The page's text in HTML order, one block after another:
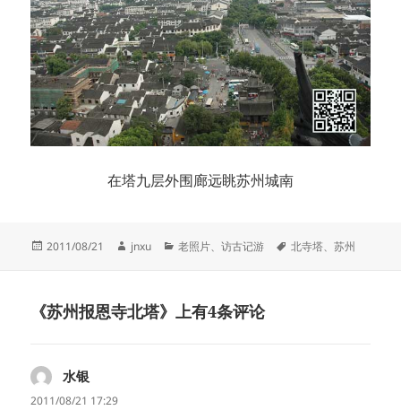
在塔九层外围廊远眺苏州城南
发
2011/08/21
作
jnxu
分
老照片、访古记游
标
北寺塔、苏州
《苏州报恩寺北塔》上有4条评论
水银
道：
2011/08/21 17:29